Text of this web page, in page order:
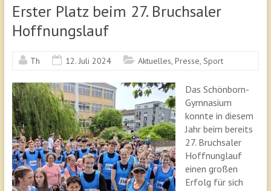
Erster Platz beim 27. Bruchsaler
Hoffnungslauf
Th 12. Juli 2024 Aktuelles, Presse, Sport
Das Schönborn-
Gymnasium
konnte in diesem
Jahr beim bereits
27. Bruchsaler
Hoffnunglauf
einen großen
Erfolg für sich